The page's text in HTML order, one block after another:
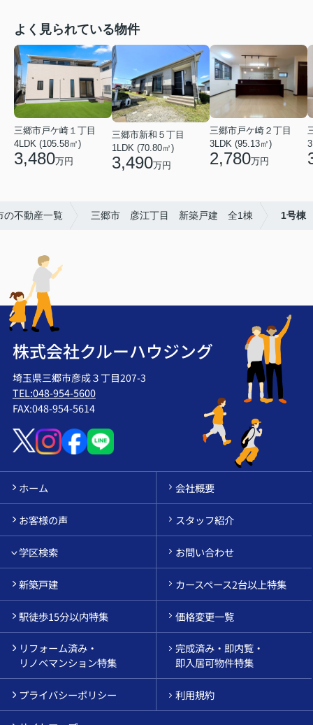
よく見られている物件
三郷市戸ケ崎１丁目
4LDK (105.58㎡)
3,480万円
三郷市新和５丁目
1LDK (70.80㎡)
3,490万円
三郷市戸ケ崎２丁目
3LDK (95.13㎡)
2,780万円
の不動産一覧 三郷市 彦江丁目 新築戸建 全1棟 1号棟
株式会社クルーハウジング
埼玉県三郷市彦成３丁目207-3
TEL:048-954-5600
FAX:048-954-5614
ホーム 会社概要
お客様の声 スタッフ紹介
学区検索 お問い合わせ
新築戸建 カースペース2台以上特集
駅徒歩15分以内特集 価格変更一覧
リフォーム済み・
リノベマンション特集
完成済み・即内覧・
即入居可物件特集
プライバシーポリシー 利用規約